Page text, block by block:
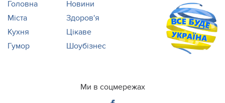
Головна
Новини
Міста
Здоров'я
Кухня
Цікаве
Гумор
Шоубізнес
Ми в соцмережах